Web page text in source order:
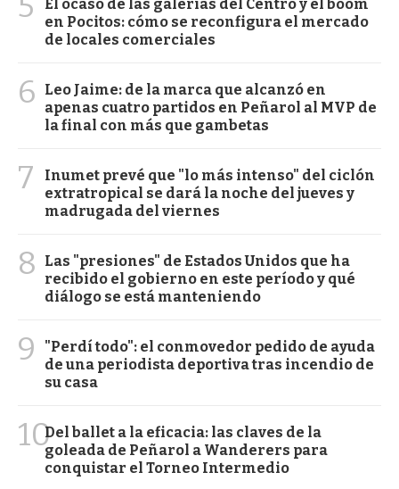
El ocaso de las galerías del Centro y el boom
en Pocitos: cómo se reconfigura el mercado
de locales comerciales
6
Leo Jaime: de la marca que alcanzó en
apenas cuatro partidos en Peñarol al MVP de
la final con más que gambetas
7
Inumet prevé que "lo más intenso" del ciclón
extratropical se dará la noche del jueves y
madrugada del viernes
8
Las "presiones" de Estados Unidos que ha
recibido el gobierno en este período y qué
diálogo se está manteniendo
9
"Perdí todo": el conmovedor pedido de ayuda
de una periodista deportiva tras incendio de
su casa
10Del ballet a la eficacia: las claves de la
goleada de Peñarol a Wanderers para
conquistar el Torneo Intermedio